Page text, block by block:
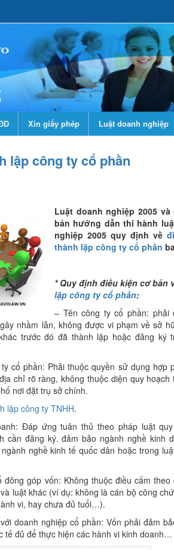
Xin giấy phép Luật doanh nghiệp
lập công ty cổ phần
Luật doanh nghiệp 2005 và
bản hướng dẫn thi hành
nghiệp 2005 quy định về
thành lập công ty cổ phần
* Quy định điều kiện cơ bản
lập công ty cổ phần:
– Tên công ty cổ phần: phải
nhầm lẫn, không được vi phạm về sở
trước đó đã thành lập hoặc đăng ký
cổ phần: Phải thuộc quyền sử dụng hợp
chỉ rõ ràng, không thuộc diện quy hoạch
nơi đặt trụ sở chính.
lập công ty TNHH.
Đáp ứng tuân thủ theo pháp luật
cần đăng ký. đảm bảo ngành nghề kinh
nghề kinh tế quốc dân hoặc trong
góp vốn: Không thuộc điều cấm theo
luật khác (ví dụ: không là cán bộ công
vi, hay chưa đủ tuổi…).
doanh nghiệp cổ phần: Vốn phải đảm
tế đủ để thực hiện các hành vi kinh doanh…